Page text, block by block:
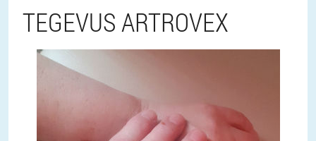
TEGEVUS ARTROVEX